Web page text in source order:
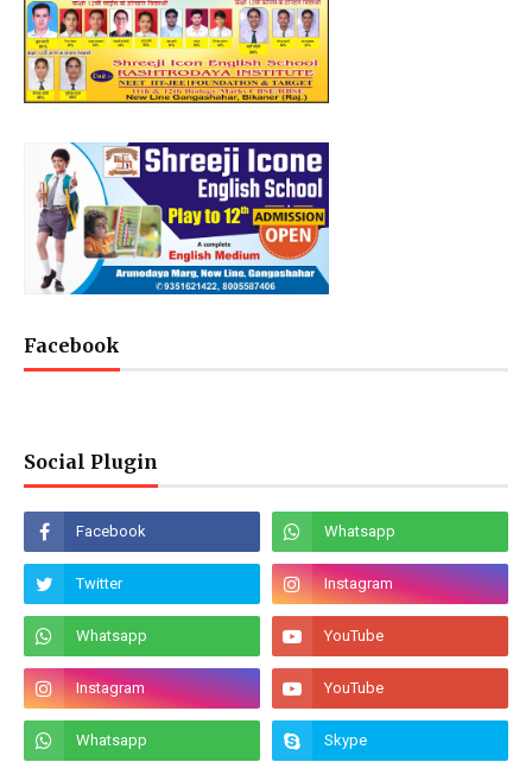
Facebook
Social Plugin